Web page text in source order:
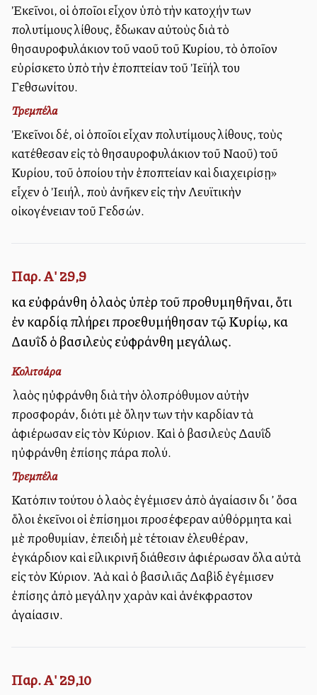
Ἐκεῖνοι, οἱ ὁποῖοι εἶχον ὑπὸ τὴν κατοχήν των
πολυτίμους λίθους, ἔδωκαν αὐτοὺς διὰ τὸ
θησαυροφυλάκιον τοῦ ναοῦ τοῦ Κυρίου, τὸ ὁποῖον
εὑρίσκετο ὑπὸ τὴν ἐποπτείαν τοῦ Ἰεϊήλ του
Γεθσωνίτου.
Τρεμπέλα
Ἐκεῖνοι δέ, οἱ ὁποῖοι εἶχαν πολυτίμους λίθους, τοὺς
κατέθεσαν εἰς τὸ θησαυροφυλάκιον τοῦ Ναοῦ) τοῦ
Κυρίου, τοῦ ὁποίου τὴν ἐποπτείαν καὶ διαχειρίσῃ»
εἶχεν ὁ Ἰειήλ, ποὺ ἀνῆκεν εἰς τὴν Λευϊτικὴν
οἰκογένειαν τοῦ Γεδσών.
Παρ. Α' 29,9
καὶ εὐφράνθη ὁ λαὸς ὑπὲρ τοῦ προθυμηθῆναι, ὅτι
ἐν καρδίᾳ πλήρει προεθυμήθησαν τῷ Κυρίῳ, καὶ
Δαυῒδ ὁ βασιλεὺς εὐφράνθη μεγάλως.
Κολιτσάρα
Ὁ λαὸς ηὐφράνθη διὰ τὴν ὁλοπρόθυμον αὐτὴν
προσφοράν, διότι μὲ ὅλην των τὴν καρδίαν τὰ
ἀφιέρωσαν εἰς τὸν Κύριον. Καὶ ὁ βασιλεὺς Δαυῒδ
ηὐφράνθη ἐπίσης πάρα πολύ.
Τρεμπέλα
Κατόπιν τούτου ὁ λαὸς ἐγέμισεν ἀπὸ ἀγαλλίασιν δι ’ ὅσα
ὅλοι ἐκεῖνοι οἱ ἐπίσημοι προσέφεραν αὐθόρμητα καὶ
μὲ προθυμίαν, ἐπειδὴ μὲ τέτοιαν ἐλευθέραν,
ἐγκάρδιον καὶ εἰλικρινῆ διάθεσιν ἀφιέρωσαν ὅλα αὐτὰ
εἰς τὸν Κύριον. Ἀλλὰ καὶ ὁ βασιλιᾶς Δαβὶδ ἐγέμισεν
ἐπίσης ἀπὸ μεγάλην χαρὰν καὶ ἀνέκφραστον
ἀγαλλίασιν.
Παρ. Α' 29,10